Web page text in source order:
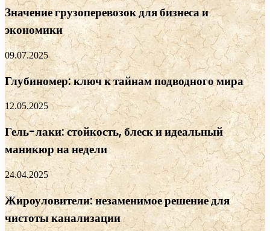
Значение грузоперевозок для бизнеса и
экономики
09.07.2025
Глубиномер: ключ к тайнам подводного мира
12.05.2025
Гель-лаки: стойкость, блеск и идеальный
маникюр на недели
24.04.2025
Жироуловители: незаменимое решение для
чистоты канализации